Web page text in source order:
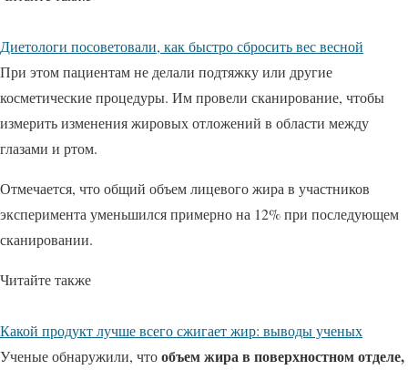
Диетологи посоветовали, как быстро сбросить вес весной
При этом пациентам не делали подтяжку или другие
косметические процедуры. Им провели сканирование, чтобы
измерить изменения жировых отложений в области между
глазами и ртом.
Отмечается, что общий объем лицевого жира в участников
эксперимента уменьшился примерно на 12% при последующем
сканировании.
Читайте также
Какой продукт лучше всего сжигает жир: выводы ученых
Ученые обнаружили, чтообъем жира в поверхностном отделе,